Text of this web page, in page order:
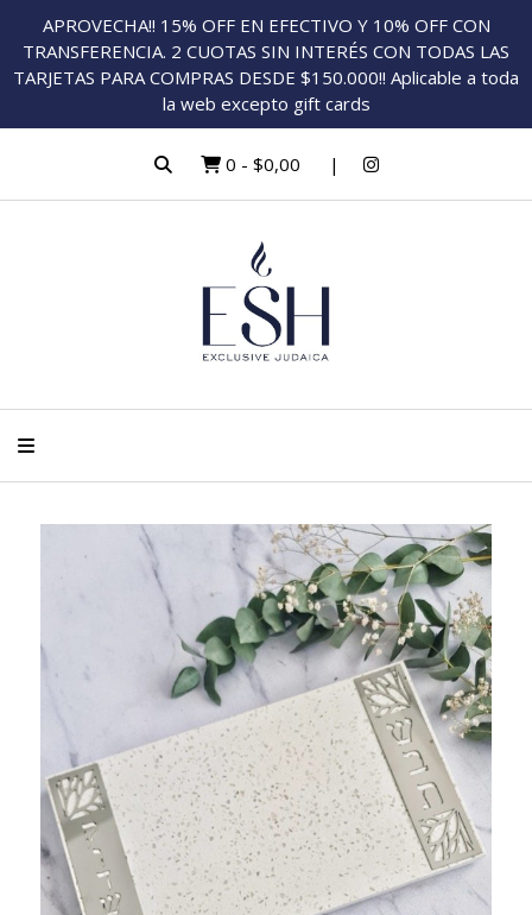
APROVECHA!! 15% OFF EN EFECTIVO Y 10% OFF CON
TRANSFERENCIA. 2 CUOTAS SIN INTERÉS CON TODAS LAS
TARJETAS PARA COMPRAS DESDE $150.000!! Aplicable a toda
la web excepto gift cards
0 - $0,00